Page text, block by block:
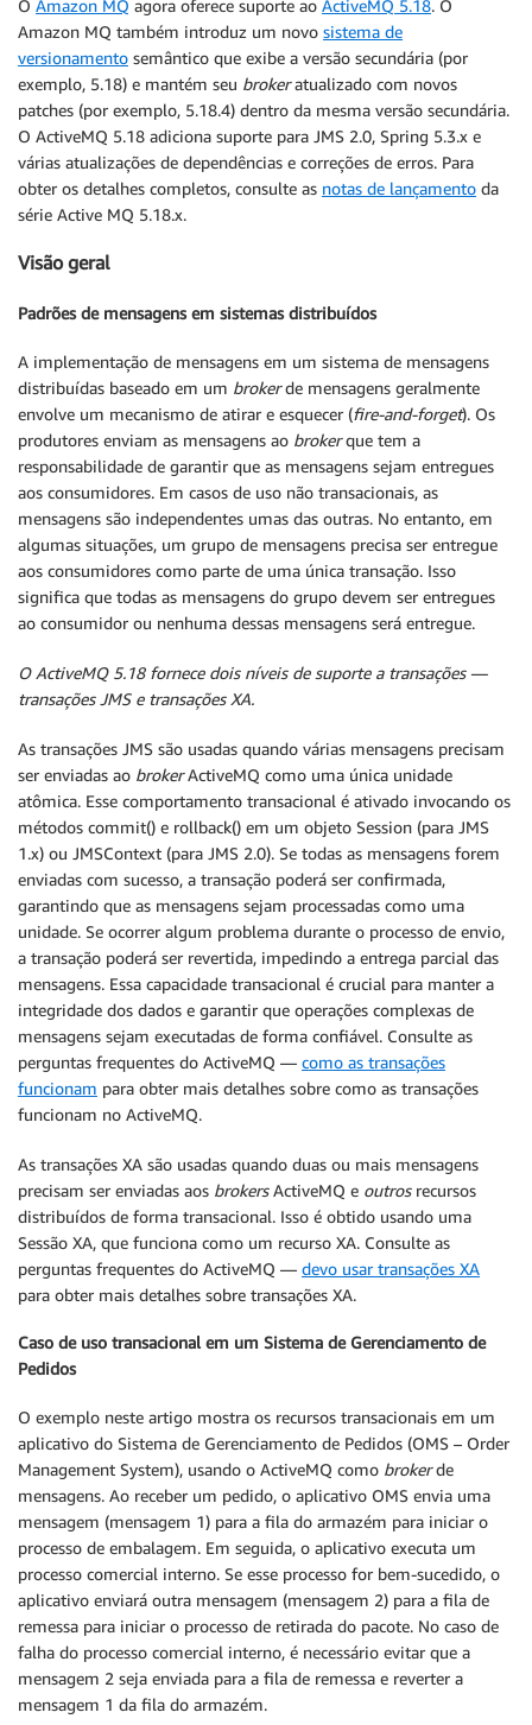
O Amazon MQ agora oferece suporte ao ActiveMQ 5.18. O
Amazon MQ também introduz um novo sistema de
versionamento semântico que exibe a versão secundária (por
exemplo, 5.18) e mantém seu brokeratualizado com novos
patches (por exemplo, 5.18.4) dentro da mesma versão secundária.
O ActiveMQ 5.18 adiciona suporte para JMS 2.0, Spring 5.3.x e
várias atualizações de dependências e correções de erros. Para
obter os detalhes completos, consulte as notas de lançamento da
série Active MQ 5.18.x.
Visão geral
Padrões de mensagens em sistemas distribuídos
A implementação de mensagens em um sistema de mensagens
distribuídas baseado em um brokerde mensagens geralmente
envolve um mecanismo de atirar e esquecer (fire-and-forget). Os
produtores enviam as mensagens ao brokerque tem a
responsabilidade de garantir que as mensagens sejam entregues
aos consumidores. Em casos de uso não transacionais, as
mensagens são independentes umas das outras. No entanto, em
algumas situações, um grupo de mensagens precisa ser entregue
aos consumidores como parte de uma única transação. Isso
significa que todas as mensagens do grupo devem ser entregues
ao consumidor ou nenhuma dessas mensagens será entregue.
O ActiveMQ 5.18 fornece dois níveis de suporte a transações—
transações JMS e transações XA.
As transações JMS são usadas quando várias mensagens precisam
ser enviadas ao brokerActiveMQ como uma única unidade
atômica. Esse comportamento transacional é ativado invocando os
métodos commit() e rollback() em um objeto Session (para JMS
1.x) ou JMSContext (para JMS 2.0). Se todas as mensagens forem
enviadas com sucesso, a transação poderá ser confirmada,
garantindo que as mensagens sejam processadas como uma
unidade. Se ocorrer algum problema durante o processo de envio,
a transação poderá ser revertida, impedindo a entrega parcial das
mensagens. Essa capacidade transacional é crucial para manter a
integridade dos dados e garantir que operações complexas de
mensagens sejam executadas de forma confiável. Consulte as
perguntas frequentes do ActiveMQ — como as transações
funcionam para obter mais detalhes sobre como as transações
funcionam no ActiveMQ.
As transações XA são usadas quando duas ou mais mensagens
precisam ser enviadas aos brokersActiveMQ e outrosrecursos
distribuídos de forma transacional. Isso é obtido usando uma
Sessão XA, que funciona como um recurso XA. Consulte as
perguntas frequentes do ActiveMQ — devo usar transações XA
para obter mais detalhes sobre transações XA.
Caso de uso transacional em um Sistema de Gerenciamento de
Pedidos
O exemplo neste artigo mostra os recursos transacionais em um
aplicativo do Sistema de Gerenciamento de Pedidos (OMS – Order
Management System), usando o ActiveMQ como brokerde
mensagens. Ao receber um pedido, o aplicativo OMS envia uma
mensagem (mensagem 1) para a fila do armazém para iniciar o
processo de embalagem. Em seguida, o aplicativo executa um
processo comercial interno. Se esse processo for bem-sucedido, o
aplicativo enviará outra mensagem (mensagem 2) para a fila de
remessa para iniciar o processo de retirada do pacote. No caso de
falha do processo comercial interno, é necessário evitar que a
mensagem 2 seja enviada para a fila de remessa e reverter a
mensagem 1 da fila do armazém.